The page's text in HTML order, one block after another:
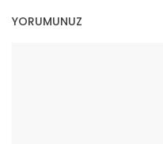
YORUMUNUZ